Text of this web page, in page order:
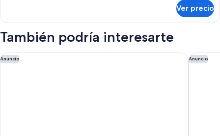
Confort,
cama
size
Ver precio
También podría interesarte
Anuncio
La María Hotel Boutique Anuncio
Chozos